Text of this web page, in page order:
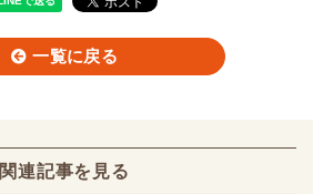
一覧に戻る
関連記事を見る